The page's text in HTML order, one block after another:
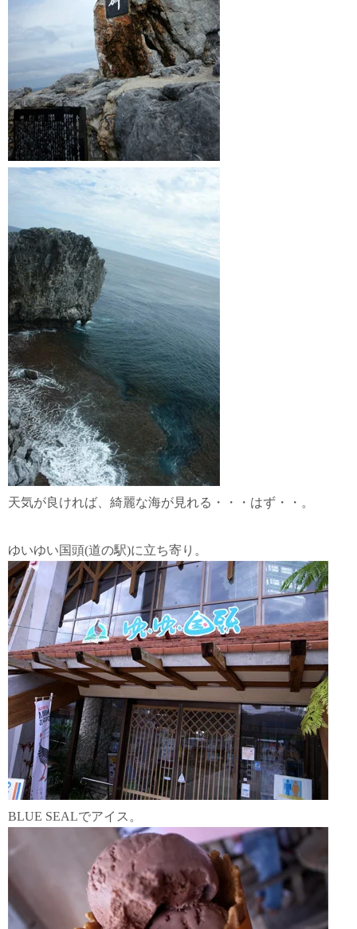
天気が良ければ、綺麗な海が見れる・・・はず・・。
ゆいゆい国頭(道の駅)に立ち寄り。
BLUE SEALでアイス。